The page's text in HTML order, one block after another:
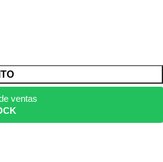
ventas